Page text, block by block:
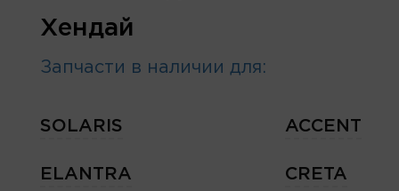
Хендай
Запчасти в наличии для:
SOLARIS ACCENT
ELANTRA CRETA